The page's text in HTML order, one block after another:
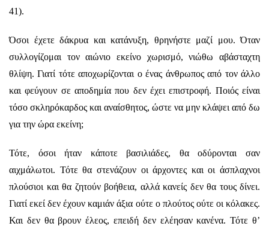
41).
Όσοι έχετε δάκρυα και κατάνυξη, θρηνήστε μαζί μου. Όταν
συλλογίζομαι τον αιώνιο εκείνο χωρισμό, νιώθω αβάσταχτη
θλίψη. Γιατί τότε αποχωρίζονται ο ένας άνθρωπος από τον άλλο
και φεύγουν σε αποδημία που δεν έχει επιστροφή. Ποιός είναι
τόσο σκληρόκαρδος και αναίσθητος, ώστε να μην κλάψει από δω
για την ώρα εκείνη;
Τότε, όσοι ήταν κάποτε βασιλιάδες, θα οδύρονται σαν
αιχμάλωτοι. Τότε θα στενάζουν οι άρχοντες και οι άσπλαχνοι
πλούσιοι και θα ζητούν βοήθεια, αλλά κανείς δεν θα τους δίνει.
Γιατί εκεί δεν έχουν καμιάν άξια ούτε ο πλούτος ούτε οι κόλακες.
Και δεν θα βρουν έλεος, επειδή δεν ελέησαν κανένα. Τότε θ’